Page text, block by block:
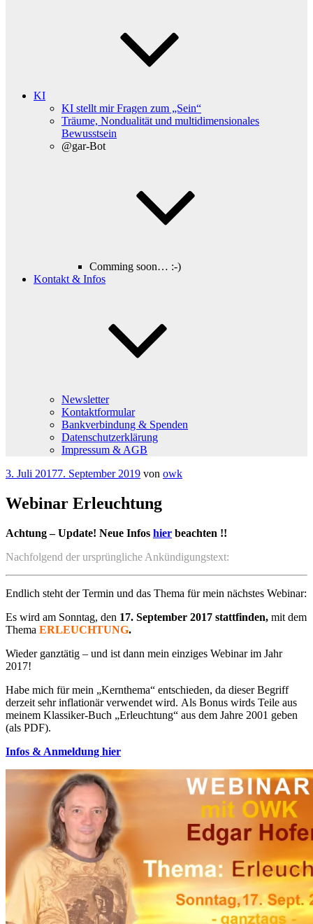
KI
KI stellt mir Fragen zum „Sein“
Träume, Nondualität und multidimensionales
Bewusstsein
@gar-Bot
Comming soon… :-)
Kontakt & Infos
Newsletter
Kontaktformular
Bankverbindung & Spenden
Datenschutzerklärung
Impressum & AGB
Veröffentlicht
3. Juli 20177. September 2019 von owk
Webinar Erleuchtung
Achtung – Update! Neue Infos hier beachten !!
Nachfolgend der ursprüngliche Ankündigungstext:
Endlich steht der Termin und das Thema für mein nächstes Webinar:
Es wird am Sonntag, den 17. September 2017 stattfinden, mit dem
Thema ERLEUCHTUNG.
Wieder ganztätig – und ist dann mein einziges Webinar im Jahr
2017!
Habe mich für mein „Kernthema“ entschieden, da dieser Begriff
derzeit sehr inflationär verwendet wird. Als Bonus wirds Teile aus
meinem Klassiker-Buch „Erleuchtung“ aus dem Jahre 2001 geben
(als PDF).
Infos & Anmeldung hier